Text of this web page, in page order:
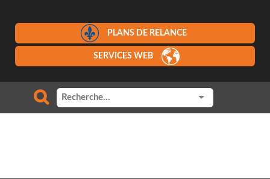
PLANS DE RELANCE
SERVICES WEB